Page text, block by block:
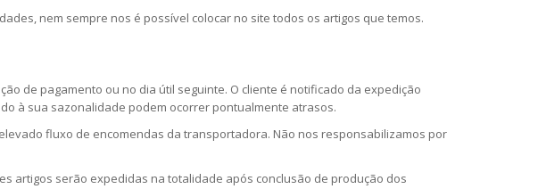
nem sempre nos é possível colocar no site todos os artigos que temos.
de pagamento ou no dia útil seguinte. O cliente é notificado da expedição
à sua sazonalidade podem ocorrer pontualmente atrasos.
fluxo de encomendas da transportadora. Não nos responsabilizamos por
artigos serão expedidas na totalidade após conclusão de produção dos